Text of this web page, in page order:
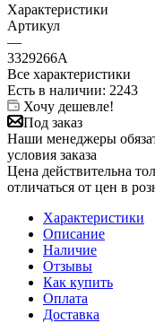
Характеристики
Артикул
—
3329266A
Все характеристики
Есть в наличии: 2243
Хочу дешевле!
Под заказ
Наши менеджеры
условия заказа
Цена действительна
отличаться от цен в
Характеристики
Описание
Наличие
Отзывы
Как купить
Оплата
Доставка